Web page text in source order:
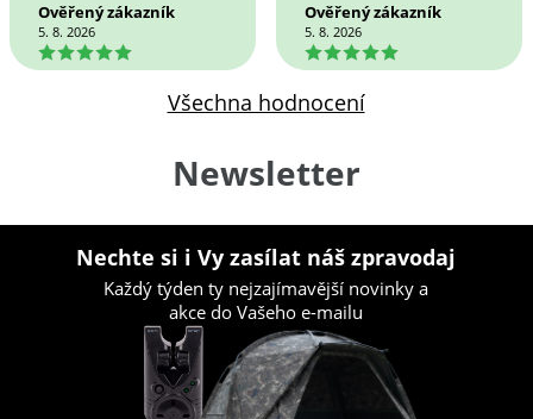
Ověřený zákazník
5. 8. 2026
5
Ověřený zákazník
5. 8. 2026
5
Všechna hodnocení
Newsletter
Nechte si i Vy zasílat náš zpravodaj
Každý týden ty nejzajímavější novinky a
akce do Vašeho e-mailu